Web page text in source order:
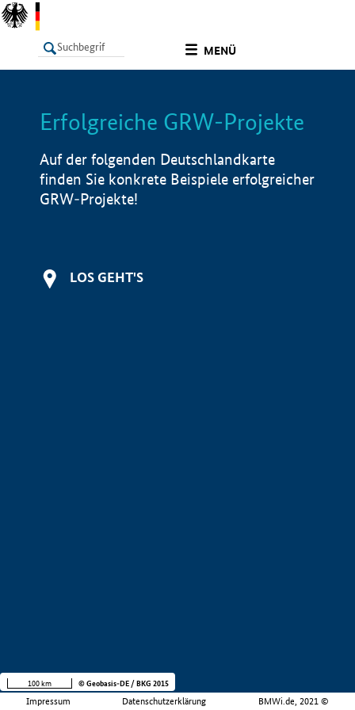
MENÜ
LISTE Info
Erfolgreiche GRW-Projekte
Auf der folgenden Deutschlandkarte
finden Sie konkrete Beispiele erfolgreicher
GRW-Projekte!
LOS GEHT'S
Impressum Datenschutzerklärung BMWi.de, 2021 ©
100 km © Geobasis-DE / BKG 2015